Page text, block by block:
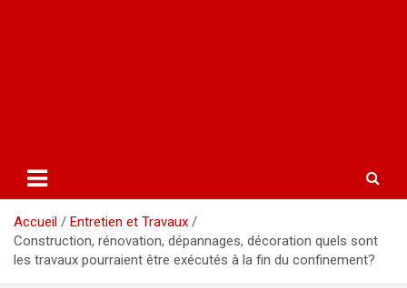
Accueil
Entretien et Travaux
Construction, rénovation, dépannages, décoration quels sont
les travaux pourraient être exécutés à la fin du confinement?